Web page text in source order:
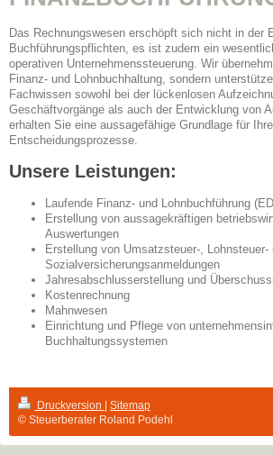
Das Rechnungswesen erschöpft sich nicht in der
Buchführungspflichten, es ist zudem ein
operativen Unternehmenssteuerung. Wir
Finanz- und Lohnbuchhaltung, sondern
Fachwissen sowohl bei der lückenlosen
Geschäftvorgänge als auch der Entwicklung von
erhalten Sie eine aussagefähige Grundlage für
Entscheidungsprozesse.
Unsere Leistungen:
Laufende Finanz- und Lohnbuchführung
Erstellung von aussagekräftigen
Auswertungen
Erstellung von Umsatzsteuer-, Lohnsteuer-
Sozialversicherungsanmeldungen
Jahresabschlusserstellung und
Kostenrechnung
Mahnwesen
Einrichtung und Pflege von
Buchhaltungssystemen
Druckversion
Sitemap
© Steuerberater Roland Podehl